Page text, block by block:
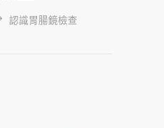
認識胃腸鏡檢查